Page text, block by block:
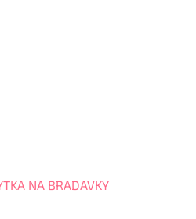
NA BRADAVKY